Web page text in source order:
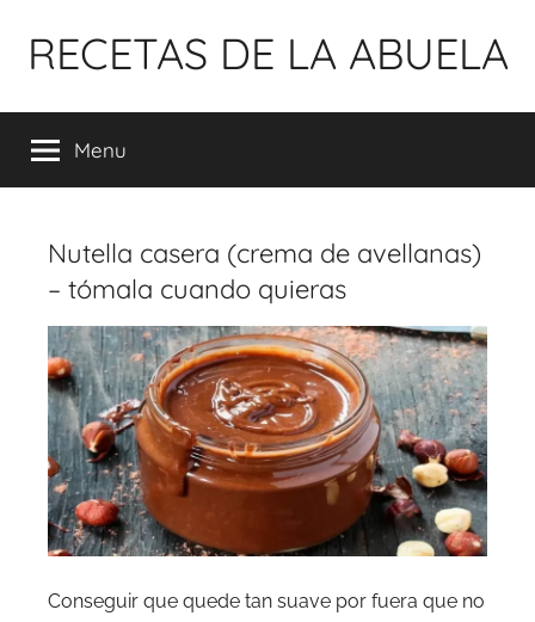
para
conteúdo
RECETAS DE LA ABUELA
Menu
Nutella casera (crema de avellanas)
– tómala cuando quieras
Conseguir que quede tan suave por fuera que no